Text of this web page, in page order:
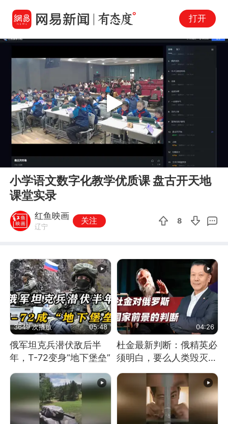
打开
00:00 45:12
Play
小学语文数字化教学优质课 盘古开天地
课堂实录
红鱼映画
辽宁
关注 8
3649 次播放 05:48
俄军坦克兵潜伏敌后半
年，T-72变身“地下堡垒”
04:26
杜金最新判断：俄精英必
须明白，要么人类毁灭，
要么俄毁灭